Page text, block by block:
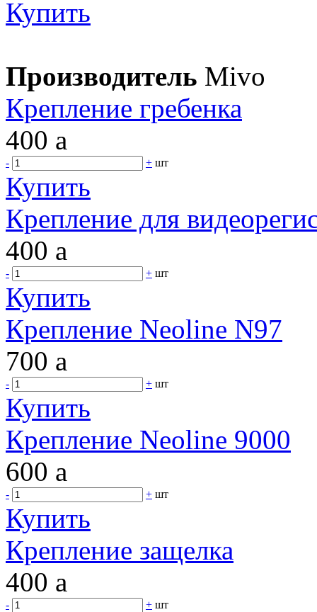
Купить
Производитель Mivo
Крепление гребенка
400 a
- + шт
Купить
Крепление для
400 a
- + шт
Купить
Крепление Neoline N97
700 a
- + шт
Купить
Крепление Neoline 9000
600 a
- + шт
Купить
Крепление защелка
400 a
- + шт